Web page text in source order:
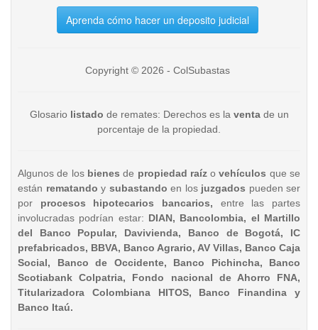
Aprenda cómo hacer un deposito judicial
Copyright © 2026 - ColSubastas
Glosario listado de remates: Derechos es la ventade un
porcentaje de la propiedad.
Algunos de los bienesde propiedad raízo vehículos que se
están rematando y subastando en los juzgados pueden ser
por procesos hipotecarios bancarios, entre las partes
involucradas podrían estar: DIAN, Bancolombia, el Martillo
del Banco Popular, Davivienda, Banco de Bogotá, IC
prefabricados, BBVA, Banco Agrario, AV Villas, Banco Caja
Social, Banco de Occidente, Banco Pichincha, Banco
Scotiabank Colpatria, Fondo nacional de Ahorro FNA,
Titularizadora Colombiana HITOS, Banco Finandina y
Banco Itaú.